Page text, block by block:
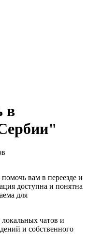
в
вам в переезде и
доступна и понятна
для
чатов и
и собственного